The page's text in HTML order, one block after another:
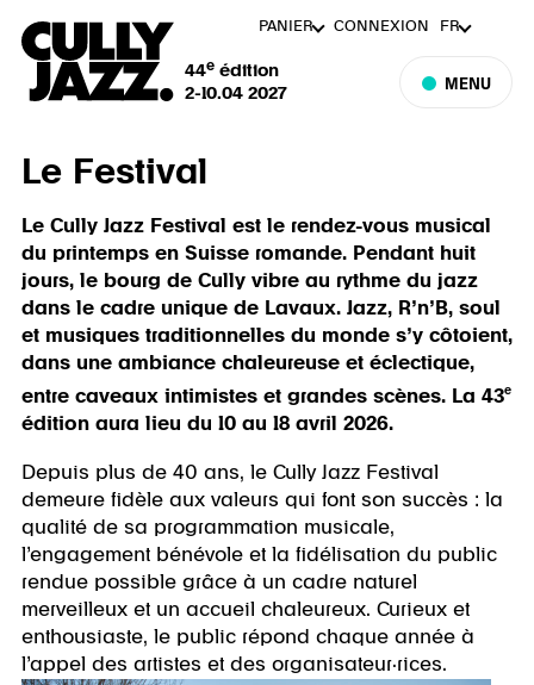
44eédition
2-10.04 2027
MENU
PANIER CONNEXION FR
Le Festival
Le Cully Jazz Festival est le rendez-vous musical
du printemps en Suisse romande. Pendant huit
jours, le bourg de Cully vibre au rythme du jazz
dans le cadre unique de Lavaux. Jazz, R’n’B, soul
et musiques traditionnelles du monde s’y côtoient,
dans une ambiance chaleureuse et éclectique,
entre caveaux intimistes et grandes scènes. La 43e
édition aura lieu du 10 au 18 avril 2026.
Depuis plus de 40 ans, le Cully Jazz Festival
demeure fidèle aux valeurs qui font son succès : la
qualité de sa programmation musicale,
l’engagement bénévole et la fidélisation du public
rendue possible grâce à un cadre naturel
merveilleux et un accueil chaleureux. Curieux et
enthousiaste, le public répond chaque année à
l’appel des artistes et des organisateur·rices.